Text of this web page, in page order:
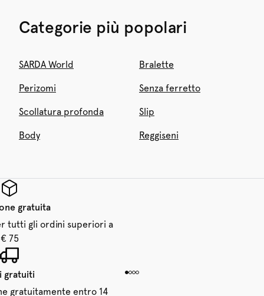
Categorie più popolari
SARDA World Bralette
Perizomi Senza ferretto
Scollatura profonda Slip
Body Reggiseni
gratuita
tutti gli ordini superiori a
€ 75
gratuiti
gratuitamente entro 14